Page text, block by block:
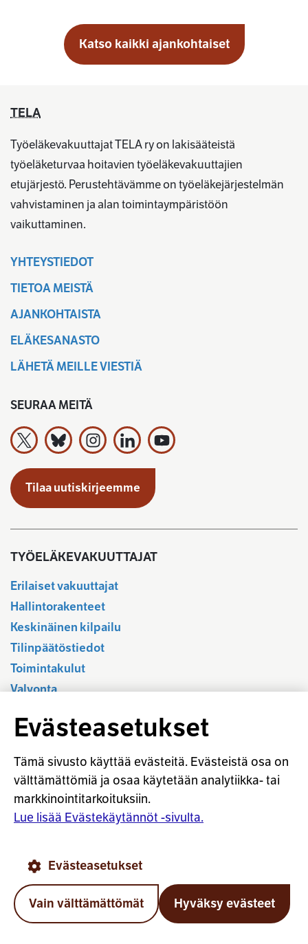
Katso kaikki ajankohtaiset
TELA
Työeläkevakuuttajat TELA ry on lakisääteistä
työeläketurvaa hoitavien työeläkevakuuttajien
etujärjestö. Perustehtävämme on työeläkejärjestelmän
vahvistaminen ja alan toimintaympäristöön
vaikuttaminen.
YHTEYSTIEDOT
TIETOA MEISTÄ
AJANKOHTAISTA
ELÄKESANASTO
LÄHETÄ MEILLE VIESTIÄ
SEURAA MEITÄ
Työeläkevakuuttajat TELA ry X:ssä
Työeläkevakuuttajat TELA ry Bluesky:ssa
Työeläkevakuuttajat TELA ry
Työeläkevakuuttajat TELA ry
Työeläkevakuuttajat TELA ry
Tilaa uutiskirjeemme
TYÖELÄKEVAKUUTTAJAT
Erilaiset vakuuttajat
Hallintorakenteet
Keskinäinen kilpailu
Tilinpäätöstiedot
Toimintakulut
Valvonta
Työeläkkeet osana sosiaalivakuutusta
Työeläkkeen keskeiset periaatteet
Eri toimijoiden vastuut ja tehtävät
Työeläkekuntoutus
Hajautettu järjestelmä
Työeläkkeet ja EU
Järjestelmän historia
Evästeasetukset
Tämä sivusto käyttää evästeitä. Evästeistä osa on
välttämättömiä ja osaa käytetään analytiikka- tai
markkinointitarkoituksiin.
Lue lisää Evästekäytännöt -sivulta.
Evästeasetukset
Vain välttämättömät Hyväksy evästeet